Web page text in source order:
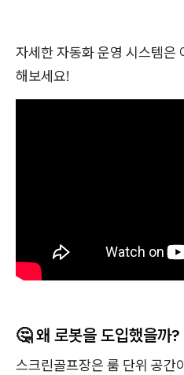
자세한 자동화 운영 시스템은
해보세요!
🤔 왜 로봇을 도입했을까?
스크린골프장은 룸 단위 공간